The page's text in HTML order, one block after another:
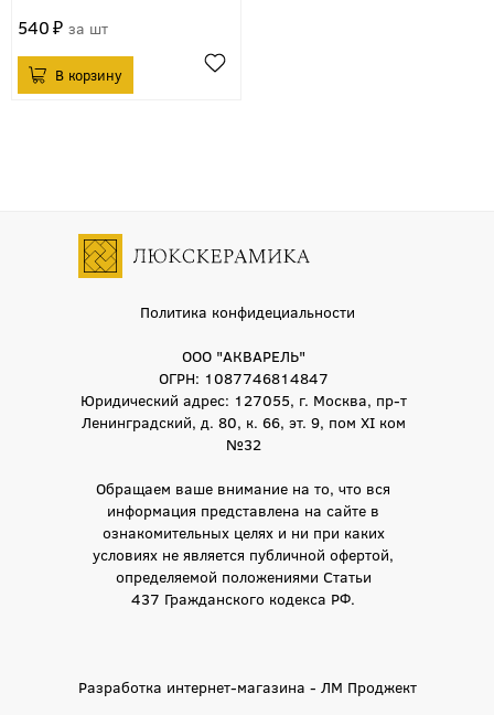
540 шт
Политика конфидециальности
ООО "АКВАРЕЛЬ"
ОГРН: 1087746814847
Юридический адрес: 127055, г. Москва, пр-т
Ленинградский, д. 80, к. 66, эт. 9, пом XI ком
№32
Обращаем ваше внимание на то, что вся
информация представлена на сайте в
ознакомительных целях и ни при каких
условиях не является публичной офертой,
определяемой положениями Статьи
437 Гражданского кодекса РФ.
Разработка интернет-магазина - ЛМ Проджект